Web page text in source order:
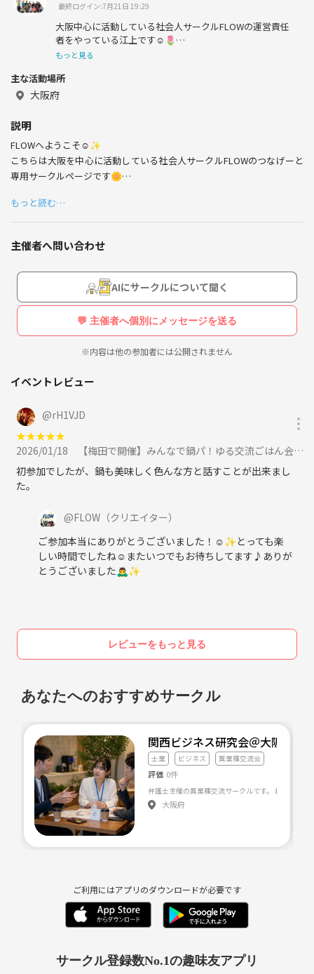
最終ログイン:7月21日 19:29
大阪中心に活動している社会人サークルFLOWの運営責任
者をやっている江上です☺️🌷
FLOWではBBQや飲み会、ビジネス異業種交流会、ピラテ
✨様々なお仕事をされてる方達がFLOWを通じて交流を深
めていけるサークルです🍀
しいことに挑戦していきたいと思っています😆♪
どうぞよろしくお願いします！
もっと見る
主な活動場所
大阪府
説明
FLOWへようこそ☺️✨
こちらは大阪を中心に活動している社会人サークルFLOWのつなげーと
専用サークルページです🌼
社会人としての忙しい日々の中で、新しい出会いや学びを求めるあなた
にぴったりのサークルです〜！！
FLOWでは、異業種の仲間と共にスキルアップを目指し、楽しく交流で
きるイベントを多数開催しています✍️♪
ここでは新しい視点を得られ、自己成長のきっかけを作ることができま
す☺️一緒に楽しく、充実した時間を過ごしましょう🍀
現在会員数は120名を突破！🥳
月に10〜20回のイベントを開催しています🌷
過去に行なったイベントは…
女子飲み会
ビジネス異業種交流会
タワマン焼肉会
医療職交流会
駅ビル飲み会
ボードゲーム会
ゲスト参加も大歓迎なので、是非一度遊びに来てください😆♪
もっと読む…
主催者へ問い合わせ
AIにサークルについて聞く
💬 主催者へ個別にメッセージを送る
※内容は他の参加者には公開されません
イベントレビュー
@rH1VJD
★★★★★
2026/01/18
【梅田で開催】みんなで鍋パ！ゆる交流ごはん会✨に参加
初参加でしたが、鍋も美味しく色んな方と話すことが出来まし
た。
@FLOW （クリエイター）
ご参加本当にありがとうございました！☺️✨とっても楽
しい時間でしたね☺️またいつでもお待ちしてます♪ありが
とうございました🙇‍♂️✨
レビューをもっと見る
あなたへのおすすめサークル
関西ビジネス研究会＠大阪
士業 ビジネス 異業種交流会
評価 0件
大阪府
ご利用にはアプリのダウンロードが必要です
サークル登録数No.1の趣味友アプリ